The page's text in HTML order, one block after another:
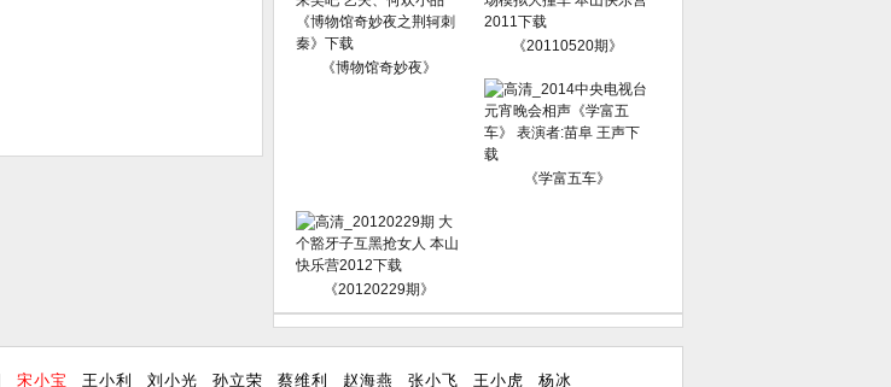
《博物馆奇妙夜》
《20110520期》
《学富五车》
《20120229期》
宋小宝 王小利 刘小光 孙立荣 蔡维利 赵海燕 张小飞 王小虎 杨冰